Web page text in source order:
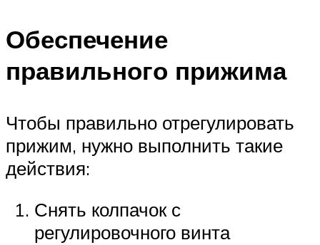
Обеспечение
правильного прижима
Чтобы правильно отрегулировать
прижим, нужно выполнить такие
действия:
Снять колпачок с
регулировочного винта